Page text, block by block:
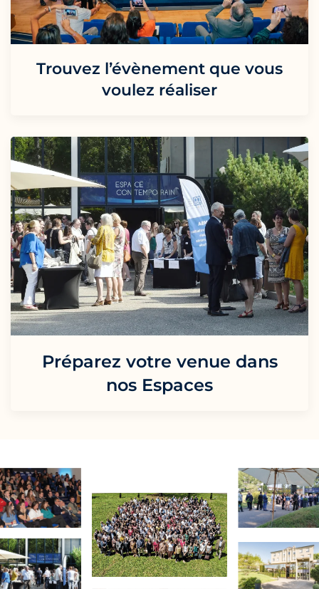
Trouvez l’évènement que vous
voulez réaliser
Préparez votre venue dans
nos Espaces